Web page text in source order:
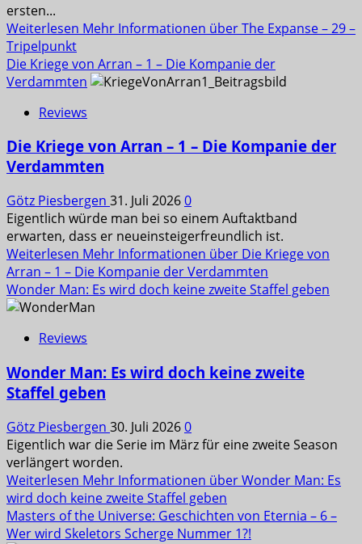
ersten...
Weiterlesen Mehr Informationen über The Expanse – 29 –
Tripelpunkt
Die Kriege von Arran – 1 – Die Kompanie der
Verdammten
Reviews
Die Kriege von Arran – 1 – Die Kompanie der
Verdammten
Götz Piesbergen 31. Juli 20260
Eigentlich würde man bei so einem Auftaktband
erwarten, dass er neueinsteigerfreundlich ist.
Weiterlesen Mehr Informationen über Die Kriege von
Arran – 1 – Die Kompanie der Verdammten
Wonder Man: Es wird doch keine zweite Staffel geben
Reviews
Wonder Man: Es wird doch keine zweite
Staffel geben
Götz Piesbergen 30. Juli 20260
Eigentlich war die Serie im März für eine zweite Season
verlängert worden.
Weiterlesen Mehr Informationen über Wonder Man: Es
wird doch keine zweite Staffel geben
Masters of the Universe: Geschichten von Eternia – 6 –
Wer wird Skeletors Scherge Nummer 1?!